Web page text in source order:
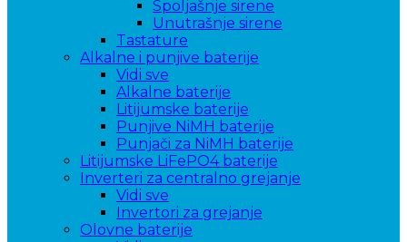
Spoljašnje sirene
Unutrašnje sirene
Tastature
Alkalne i punjive baterije
Vidi sve
Alkalne baterije
Litijumske baterije
Punjive NiMH baterije
Punjači za NiMH baterije
Litijumske LiFePO4 baterije
Inverteri za centralno grejanje
Vidi sve
Invertori za grejanje
Olovne baterije